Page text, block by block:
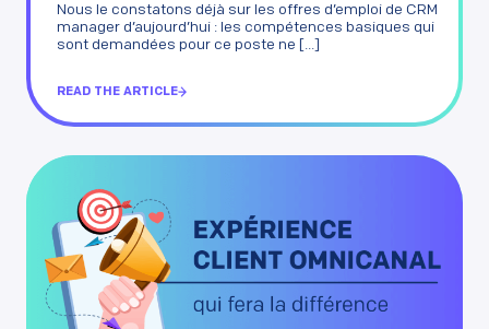
Nous le constatons déjà sur les offres d’emploi de CRM
manager d’aujourd’hui : les compétences basiques qui
sont demandées pour ce poste ne [...]
READ THE ARTICLE